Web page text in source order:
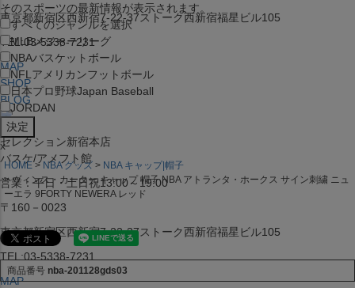
東京都新宿区西新宿7-22-37ストーク西新宿福星ビル105
TEL:03-5338-7231
MAP
SHOP
BLOG
セレクション新宿本店
バスケ/アメフト館
営業：平日・土日祝13:00～19:00
〒160－0023
東京都新宿区西新宿7-22-37ストーク西新宿福星ビル105
TEL:03-5338-7231
MAP
そのスポーツの最新情報が表示されます。
すべてのジャンルを選択
MLBメジャーリーグ
NBAバスケットボール
NFL アメリカンフットボール
日本プロ野球Japan Baseball
JORDAN
x
HOME NBA グッズ
NBA キャップ|帽子
ヴィンス・カーター キャップ 帽子 NBA アトランタ・ホークス サイン刺繍 ニュ
ーエラ 9FORTY NEWERA レッド
商品番号 nba-201128gds03